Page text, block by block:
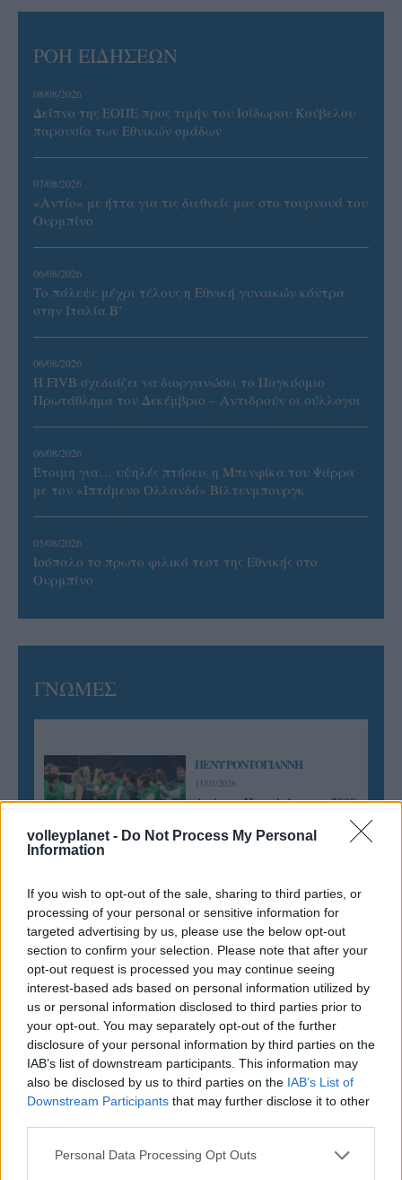
volleyplanet - Do Not Process My Personal
Information
If you wish to opt-out of the sale, sharing to third parties, or
processing of your personal or sensitive information for
targeted advertising by us, please use the below opt-out
section to confirm your selection. Please note that after your
opt-out request is processed you may continue seeing
interest-based ads based on personal information utilized by
us or personal information disclosed to third parties prior to
your opt-out. You may separately opt-out of the further
disclosure of your personal information by third parties on the
IAB’s list of downstream participants. This information may
also be disclosed by us to third parties on the IAB’s List of
Downstream Participants that may further disclose it to other
Please note that this website/app uses one or more Google
Personal Data Processing Opt Outs
ΡΟΗ ΕΙΔΗΣΕΩΝ
08/08/2026
Δείπνο της ΕΟΠΕ προς τιμήν του Ισίδωρου Κούβελου
παρουσία των Εθνικών ομάδων
07/08/2026
«Αντίο» με ήττα για τις διεθνείς μας στο τουρνουά του
Ουρμπίνο
06/08/2026
Το πάλεψε μέχρι τέλους η Εθνική γυναικών κόντρα
στην Ιταλία Β’
06/08/2026
Η FIVB σχεδιάζει να διοργανώσει το Παγκόσμιο
Πρωτάθλημα τον Δεκέμβριο – Αντιδρούν οι σύλλογοι
06/08/2026
Έτοιμη για… υψηλές πτήσεις η Μπενφίκα του Ψάρρα
με τον «Ιπτάμενο Ολλανδό» Βίλτενμπουργκ
05/08/2026
Ισόπαλο το πρωτο φιλικό τεστ της Εθνικής στο
Ουρμπίνο
ΓΝΩΜΕΣ
ΠΕΝΥ ΡΟΝΤΟΓΙΑΝΝΗ
11/03/2026
Από την Περούτζια του 2000
ευρωπαϊκό ραντεβού του
ΗΛΙΑΣ ΠΑΠΑΪΩΑΝΝΟΥ
Αναγνώριση και σεβασμός
οι σημαντικότερες νίκες του
Α.Ο. Θήρας